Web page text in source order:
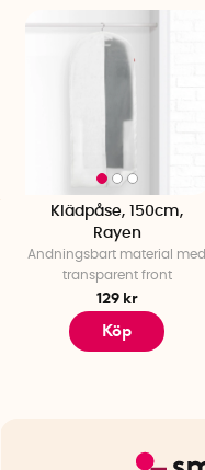
Klädpåse, 150cm,
Rayen
Andningsbart material med
transparent front
129 kr
Köp